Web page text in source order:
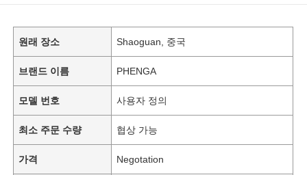
원래 장소 Shaoguan, 중국
브랜드 이름 PHENGA
모델 번호 사용자 정의
최소 주문 수량 협상 가능
가격 Negotation